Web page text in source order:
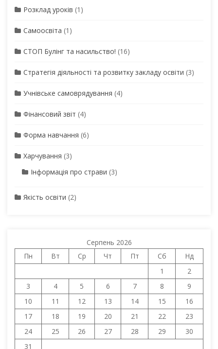
Розклад уроків (1)
Самоосвіта (1)
СТОП Булінг та насильство! (16)
Стратегія діяльності та розвитку закладу освіти (3)
Учнівське самоврядування (4)
Фінансовий звіт (4)
Форма навчання (6)
Харчування (3)
Інформація про страви (3)
Якість освіти (2)
Серпень 2026
Пн
Вт Ср Чт Пт Сб
Нд
1
2
3
4 5 6 7 8
9
10
11 12 13 14 15
16
17
18 19 20 21 22
23
24
25 26 27 28 29
30
31